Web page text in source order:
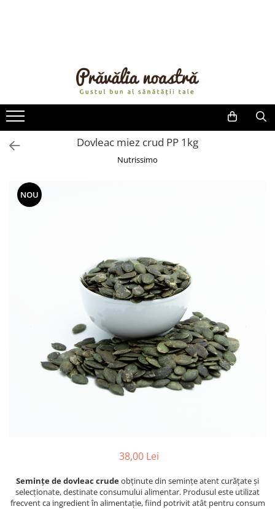
ULEIURI ȘI UNTURI
MĂSLINE
NUCI ȘI SEMINȚE
FRUCTE DESHIDRATATE
FRUCTE LA CONSERVĂ
OȚETURI ȘI SOSURI
CREME ȘI PASTE TARTINABILE
CEAIURI GRECEȘTI
CIOCOLATĂ ȘI CACAO
HEALTHY SNACKS
SUPERALIMENTE
REMEDII NATURISTE
TOATE PRODUSELE
Dovleac miez crud PP 1kg
Nutrissimo
NOU
38,00 Lei
Semințe de dovleac crudeobținute din semințe atent curățate și
selecționate, destinate consumului alimentar. Produsul este utilizat
frecvent ca ingredient în alimentație, fiind potrivit atât pentru consum